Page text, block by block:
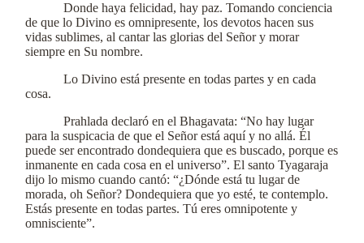
Donde haya felicidad, hay paz. Tomando conciencia
de que lo Divino es omnipresente, los devotos hacen sus
vidas sublimes, al cantar las glorias del Señor y morar
siempre en Su nombre.
Lo Divino está presente en todas partes y en cada
cosa.
Prahlada declaró en el Bhagavata: “No hay lugar
para la suspicacia de que el Señor está aquí y no allá. Él
puede ser encontrado dondequiera que es buscado, porque es
inmanente en cada cosa en el universo”. El santo Tyagaraja
dijo lo mismo cuando cantó: “¿Dónde está tu lugar de
morada, oh Señor? Dondequiera que yo esté, te contemplo.
Estás presente en todas partes. Tú eres omnipotente y
omnisciente”.